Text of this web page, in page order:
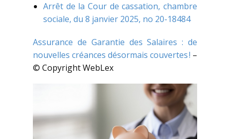
Arrêt de la Cour de cassation, chambre
sociale, du 8 janvier 2025, no 20-18484
Assurance de Garantie des Salaires : de
nouvelles créances désormais couvertes ! –
© Copyright WebLex